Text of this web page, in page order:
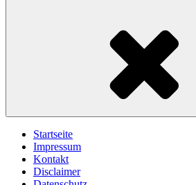
Startseite
Impressum
Kontakt
Disclaimer